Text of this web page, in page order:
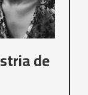
de